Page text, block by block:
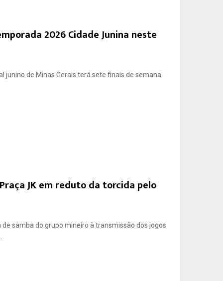
2026 Cidade Junina neste
junino de Minas Gerais terá sete finais de semana
JK em reduto da torcida pelo
samba do grupo mineiro à transmissão dos jogos